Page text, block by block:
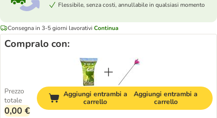
Flessibile, senza costi, annullabile in qualsiasi momento
Consegna in 3-5 giorni lavorativi Continua
Compralo con:
Prezzo
totale
0,00 €
Aggiungi entrambi a
carrello
Aggiungi entrambi a
carrello